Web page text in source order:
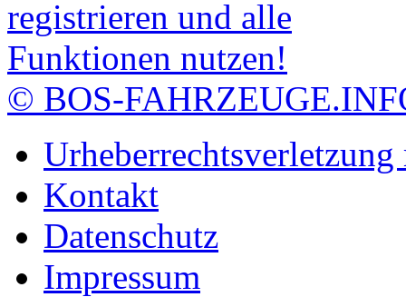
© BOS-
Urheberrechtsverletzung
Kontakt
Datenschutz
Impressum